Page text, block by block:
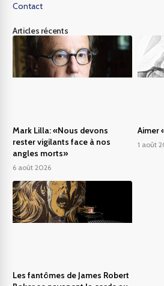
Contact
Articles récents
Mark Lilla: «Nous devons
rester vigilants face à nos
angles morts»
6 août 2026
Aimer
1 août
Les fantômes de James Robert